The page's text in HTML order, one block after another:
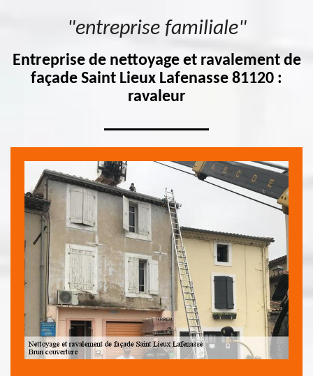
"entreprise familiale"
Entreprise de nettoyage et ravalement de
façade Saint Lieux Lafenasse 81120 :
ravaleur